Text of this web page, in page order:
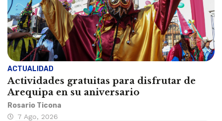
ACTUALIDAD
Actividades gratuitas para disfrutar de
Arequipa en su aniversario
Rosario Ticona
7 Ago, 2026